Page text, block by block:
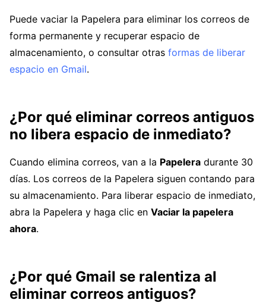
Puede vaciar la Papelera para eliminar los correos de
forma permanente y recuperar espacio de
almacenamiento, o consultar otras formas de liberar
espacio en Gmail.
¿Por qué eliminar correos antiguos
no libera espacio de inmediato?
Cuando elimina correos, van a la Papelera durante 30
días. Los correos de la Papelera siguen contando para
su almacenamiento. Para liberar espacio de inmediato,
abra la Papelera y haga clic en Vaciar la papelera
ahora.
¿Por qué Gmail se ralentiza al
eliminar correos antiguos?